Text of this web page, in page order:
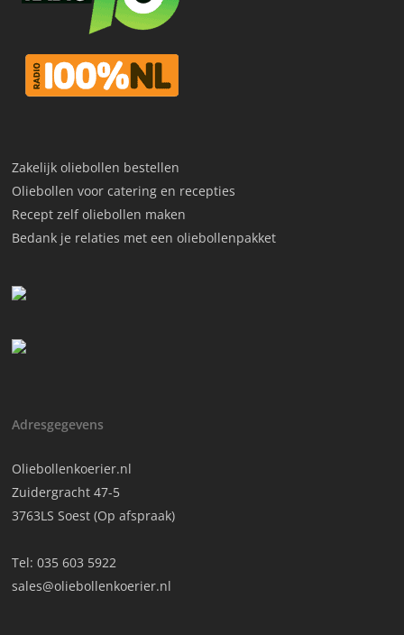
Zakelijk oliebollen bestellen
Oliebollen voor catering en recepties
Recept zelf oliebollen maken
Bedank je relaties met een oliebollenpakket
Adresgegevens
Oliebollenkoerier.nl
Zuidergracht 47-5
3763LS Soest (Op afspraak)
Tel:035 603 5922
sales@oliebollenkoerier.nl